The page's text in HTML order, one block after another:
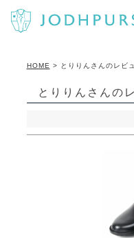
HOME とりりんさんのレビ
とりりんさんの